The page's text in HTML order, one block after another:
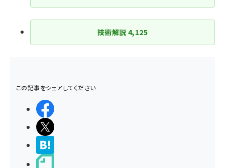
技術解説 4,125
この記事をシェアしてください